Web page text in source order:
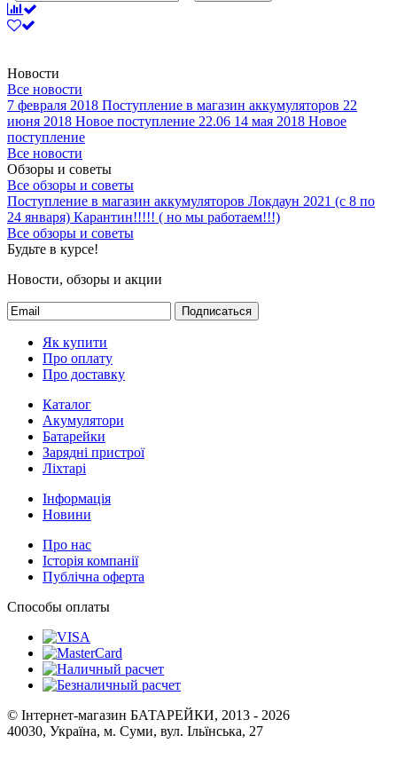
Новости
Все новости
7 февраля 2018 Поступление в магазин аккумуляторов 22
июня 2018 Новое поступление 22.06 14 мая 2018 Новое
поступление
Все новости
Обзоры и советы
Все обзоры и советы
Поступление в магазин аккумуляторов Локдаун 2021 (с 8 по
24 января) Карантин!!!!! ( но мы работаем!!!)
Все обзоры и советы
Будьте в курсе!
Новости, обзоры и акции
Подписаться
Як купити
Про оплату
Про доставку
Каталог
Акумулятори
Батарейки
Зарядні пристрої
Ліхтарі
Інформація
Новини
Про нас
Історія компанії
Публічна оферта
Способы оплаты
© Інтернет-магазин БАТАРЕЙКИ, 2013 - 2026
40030, Україна, м. Суми, вул. Ільїнська, 27